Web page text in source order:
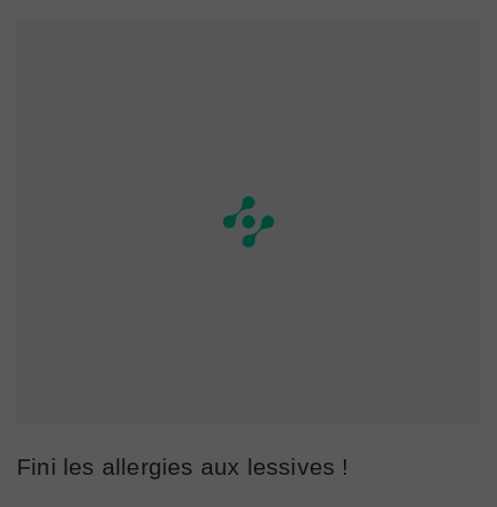
Fini les allergies aux lessives !